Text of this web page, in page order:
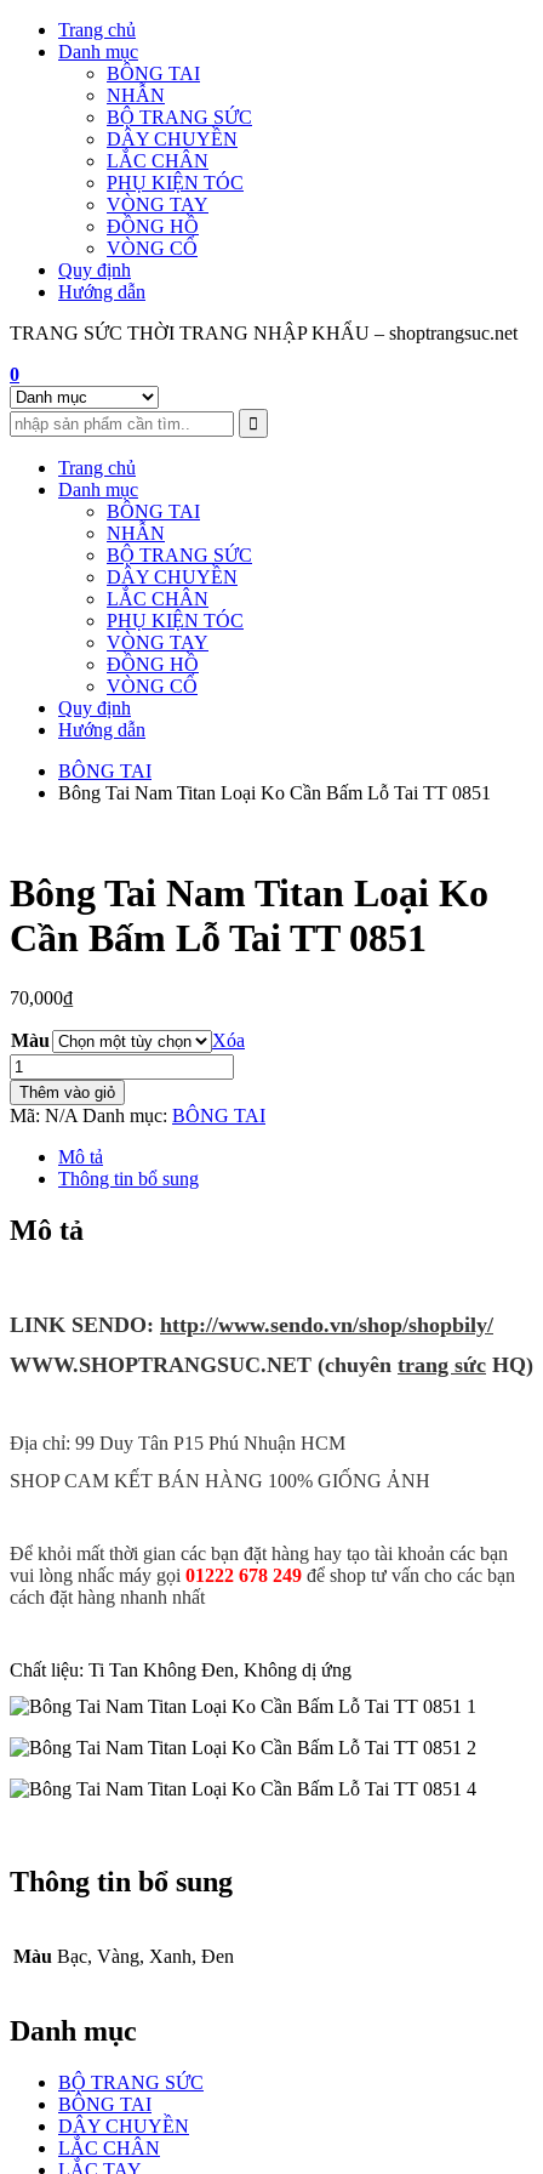
Skip
Trang chủ
Danh mục
BÔNG TAI
NHẪN
BỘ TRANG SỨC
DÂY CHUYỀN
LẮC CHÂN
PHỤ KIỆN TÓC
VÒNG TAY
ĐỒNG HỒ
VÒNG CỔ
Quy định
Hướng dẫn
TRANG SỨC THỜI TRANG NHẬP KHẨU – shoptrangsuc.net
0
Trang chủ
Danh mục
BÔNG TAI
NHẪN
BỘ TRANG SỨC
DÂY CHUYỀN
LẮC CHÂN
PHỤ KIỆN TÓC
VÒNG TAY
ĐỒNG HỒ
VÒNG CỔ
Quy định
Hướng dẫn
BÔNG TAI
Bông Tai Nam Titan Loại Ko Cần Bấm Lỗ Tai TT 0851
Bông Tai Nam Titan Loại Ko
Cần Bấm Lỗ Tai TT 0851
70,000₫
Màu
Xóa
Bông
Tai
Nam
Titan
Loại
Bấm
Lỗ
số
Thêm vào giỏ
Mã: N/A Danh mục: BÔNG TAI
Mô tả
Thông tin bổ sung
Mô tả
LINK SENDO: http://www.sendo.vn/shop/shopbily/
WWW.SHOPTRANGSUC.NET (chuyên trang sức HQ)
Địa chỉ: 99 Duy Tân P15 Phú Nhuận HCM
SHOP CAM KẾT BÁN HÀNG 100% GIỐNG ẢNH
Để khỏi mất thời gian các bạn đặt hàng hay tạo tài khoản các bạn
vui lòng nhấc máy gọi 01222 678 249 để shop tư vấn cho các bạn
cách đặt hàng nhanh nhất
Chất liệu: Ti Tan Không Đen, Không dị ứng
Thông tin bổ sung
Màu Bạc, Vàng, Xanh, Đen
Danh mục
BỘ TRANG SỨC
BÔNG TAI
DÂY CHUYỀN
LẮC CHÂN
LẮC TAY